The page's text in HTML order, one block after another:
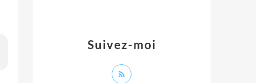
Suivez-moi